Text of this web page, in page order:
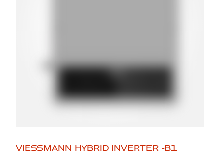
VIESSMANN HYBRID INVERTER -B1